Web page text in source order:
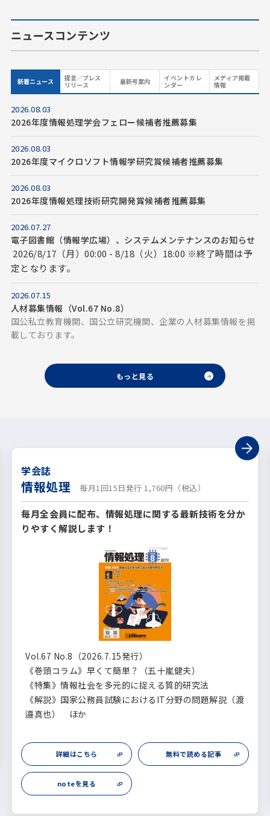
ニュースコンテンツ
新着ニュース
提言／プレス
リリース
最新号案内
イベントカレ
ンダー
メディア掲載
情報
2026.08.03
2026年度情報処理学会フェロー候補者推薦募集
2026.08.03
2026年度マイクロソフト情報学研究賞候補者推薦募集
2026.08.03
2026年度情報処理技術研究開発賞候補者推薦募集
2026.07.27
電子図書館（情報学広場）、システムメンテナンスのお知らせ
2026/8/17（月）00:00 - 8/18（火）18:00 ※終了時間は予
定となります。
2026.07.15
人材募集情報（Vol.67 No.8）
国公私立教育機関、国公立研究機関、企業の人材募集情報を掲
載しております。
もっと見る
学会誌
情報処理 毎月1回15日発行 1,760円（税込）
毎月全会員に配布、情報処理に関する最新技術を分か
りやすく解説します！
Vol.67 No.8（2026.7.15発行）
《巻頭コラム》早くて簡単？（五十嵐健夫）
《特集》情報社会を多元的に捉える質的研究法
《解説》国家公務員試験におけるIT分野の問題解説（渡
邉真也） ほか
詳細はこちら 無料で読める記事
noteを見る